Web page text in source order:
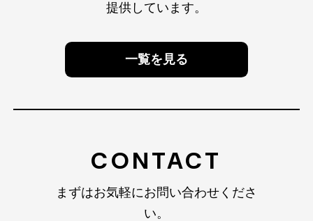
提供しています。
一覧を見る
CONTACT
まずはお気軽にお問い合わせくださ
い。